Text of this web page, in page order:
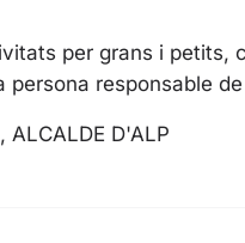
per grans i petits,
responsable
ALCALDE D'ALP